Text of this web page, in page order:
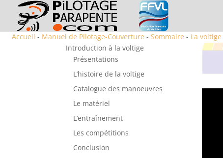
Accueil - Manuel de Pilotage-Couverture - Sommaire - La voltige
Introduction à la voltige
Présentations
L’histoire de la voltige
Catalogue des manoeuvres
Le matériel
L’entraînement
Les compétitions
Conclusion